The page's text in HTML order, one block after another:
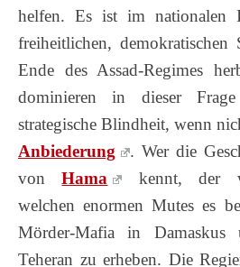
helfen. Es ist im nationalen
freiheitlichen, demokratischen
Ende des Assad-Regimes
dominieren in dieser
strategische Blindheit, wenn
Anbiederung
. Wer die
vonHama
kennt, der
welchen enormen Mutes es
Mörder-Mafia in
Teheran zu erheben. Die